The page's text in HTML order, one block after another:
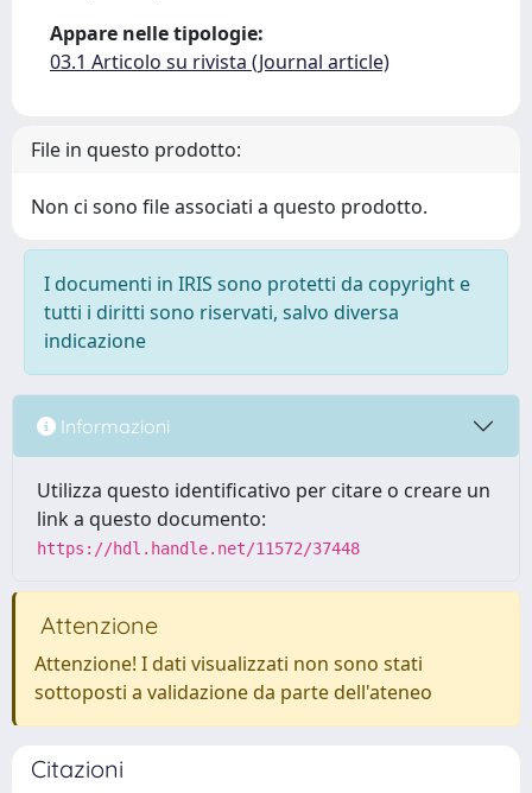
Appare nelle tipologie:
03.1 Articolo su rivista (Journal article)
File in questo prodotto:
Non ci sono file associati a questo prodotto.
I documenti in IRIS sono protetti da copyright e
tutti i diritti sono riservati, salvo diversa
indicazione
Informazioni
Utilizza questo identificativo per citare o creare un
link a questo documento:
https://hdl.handle.net/11572/37448
Attenzione
Attenzione! I dati visualizzati non sono stati
sottoposti a validazione da parte dell'ateneo
Citazioni